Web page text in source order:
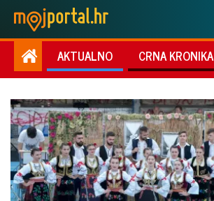
AKTUALNO CRNA KRONIKA